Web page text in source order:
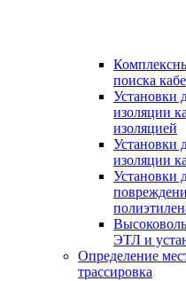
поиска
Установки
изоляции
изоляцией
Установки
изоляции
Установки
ЭТЛ и
Определение
трассировка